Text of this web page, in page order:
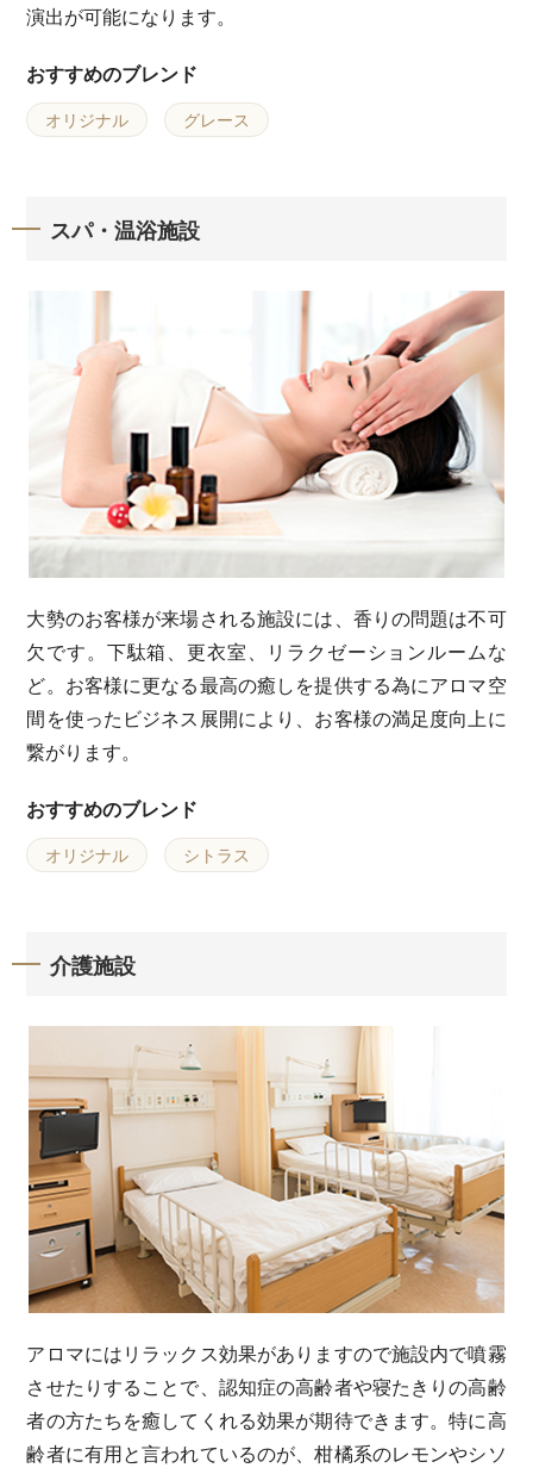
演出が可能になります。
おすすめのブレンド
オリジナル グレース
スパ・温浴施設
大勢のお客様が来場される施設には、香りの問題は不可
欠です。下駄箱、更衣室、リラクゼーションルームな
ど。お客様に更なる最高の癒しを提供する為にアロマ空
間を使ったビジネス展開により、お客様の満足度向上に
繋がります。
おすすめのブレンド
オリジナル シトラス
介護施設
アロマにはリラックス効果がありますので施設内で噴霧
させたりすることで、認知症の高齢者や寝たきりの高齢
者の方たちを癒してくれる効果が期待できます。特に高
齢者に有用と言われているのが、柑橘系のレモンやシソ